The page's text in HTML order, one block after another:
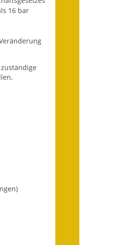
2016
16 bar